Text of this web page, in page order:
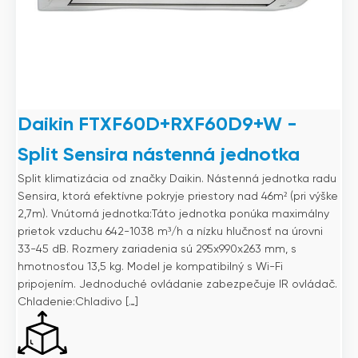
Daikin FTXF60D+RXF60D9+W -
Split Sensira nástenná jednotka
Split klimatizácia od značky Daikin. Nástenná jednotka radu
Sensira, ktorá efektívne pokryje priestory nad 46m² (pri výške
2,7m). Vnútorná jednotka:Táto jednotka ponúka maximálny
prietok vzduchu 642-1038 m³/h a nízku hlučnosť na úrovni
33-45 dB. Rozmery zariadenia sú 295x990x263 mm, s
hmotnosťou 13,5 kg. Model je kompatibilný s Wi-Fi
pripojením. Jednoduché ovládanie zabezpečuje IR ovládač.
Chladenie:Chladivo […]